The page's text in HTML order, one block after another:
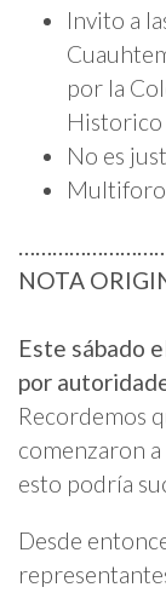
Invito a
por la
Historico
No es
NOTA
Este sábado
por
Recordemos
comenzaron
esto podría
Desde